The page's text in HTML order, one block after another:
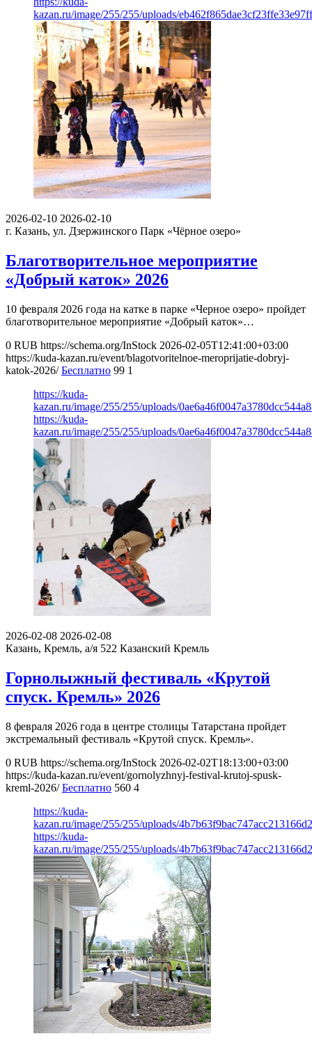
kazan.ru/image/255/255/uploads/
2026-02-10 2026-02-10
г. Казань, ул. Дзержинского Парк «Чёрное озеро»
Благотворительное мероприятие
«Добрый каток» 2026
10 февраля 2026 года на катке в парке «Черное озеро» пройдет
благотворительное мероприятие «Добрый каток»…
0 RUB https://schema.org/InStock 2026-02-05T12:41:00+03:00
https://kuda-kazan.ru/event/blagotvoritelnoe-meroprijatie-dobryj-
katok-2026/ Бесплатно 99 1
https://kuda-
kazan.ru/image/255/255/uploads/
https://kuda-
kazan.ru/image/255/255/uploads/
2026-02-08 2026-02-08
Казань, Кремль, а/я 522 Казанский Кремль
Горнолыжный фестиваль «Крутой
спуск. Кремль» 2026
8 февраля 2026 года в центре столицы Татарстана пройдет
экстремальный фестиваль «Крутой спуск. Кремль».
0 RUB https://schema.org/InStock 2026-02-02T18:13:00+03:00
https://kuda-kazan.ru/event/gornolyzhnyj-festival-krutoj-spusk-
kreml-2026/ Бесплатно 560 4
https://kuda-
kazan.ru/image/255/255/uploads/
https://kuda-
kazan.ru/image/255/255/uploads/